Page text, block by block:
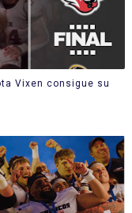
Vixen consigue su